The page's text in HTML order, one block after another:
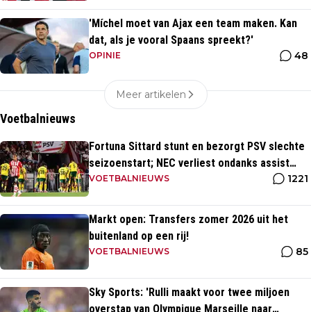
'Míchel moet van Ajax een team maken. Kan
dat, als je vooral Spaans spreekt?'
OPINIE 48
Meer artikelen
Voetbalnieuws
Fortuna Sittard stunt en bezorgt PSV slechte
seizoenstart; NEC verliest ondanks assist
Tadic
VOETBALNIEUWS 1221
Markt open: Transfers zomer 2026 uit het
buitenland op een rij!
VOETBALNIEUWS 85
Sky Sports: 'Rulli maakt voor twee miljoen
overstap van Olympique Marseille naar